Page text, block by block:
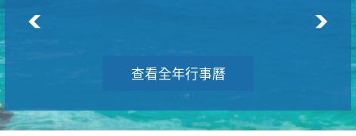
查看全年行事曆